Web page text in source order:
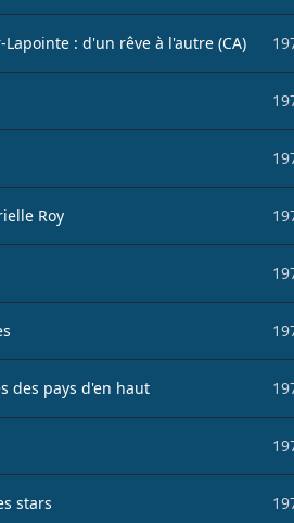
Lapointe : d'un rêve à l'autre (CA)
Roy
des pays d'en haut
stars